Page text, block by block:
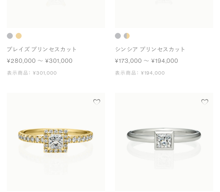
プレイズ プリンセスカット
¥280,000 〜 ¥301,000
表示商品： ¥301,000
シンシア プリンセスカット
¥173,000 〜 ¥194,000
表示商品： ¥194,000